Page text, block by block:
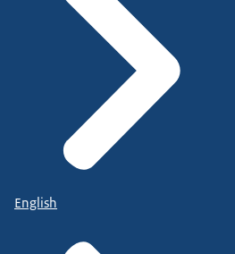
English